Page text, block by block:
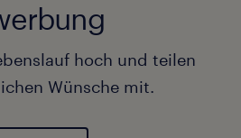
hoch und teilen
Wünsche mit.